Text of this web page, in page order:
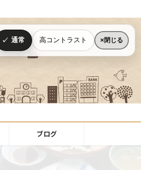
ブログ
通常 高コントラスト 閉じる